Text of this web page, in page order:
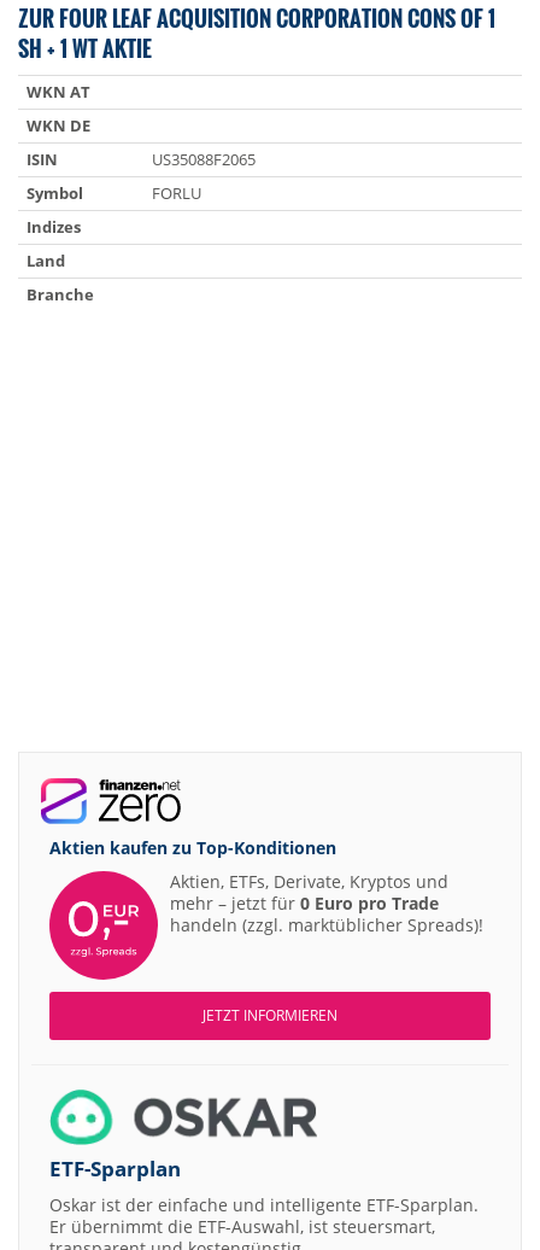
ZUR FOUR LEAF ACQUISITION CORPORATION CONS OF 1
SH + 1 WT AKTIE
WKN AT
WKN DE
ISIN
US35088F2065
Symbol
FORLU
Indizes
Land
Branche
Aktien kaufen zu Top-Konditionen
Aktien, ETFs, Derivate, Kryptos und
mehr – jetzt für 0 Euro pro Trade
handeln (zzgl. marktüblicher Spreads)!
JETZT INFORMIEREN
ETF-Sparplan
Oskar ist der einfache und intelligente ETF-Sparplan.
Er übernimmt die ETF-Auswahl, ist steuersmart,